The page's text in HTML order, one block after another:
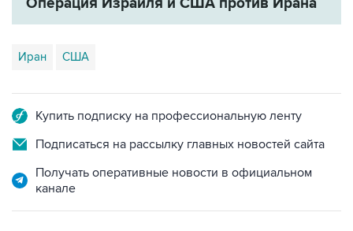
Иран США
Подписаться на рассылку главных новостей сайта
Получать оперативные новости в официальном